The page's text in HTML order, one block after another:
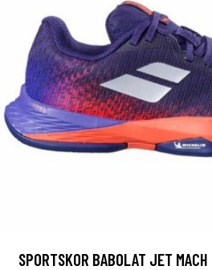
SPORTSKOR BABOLAT JET